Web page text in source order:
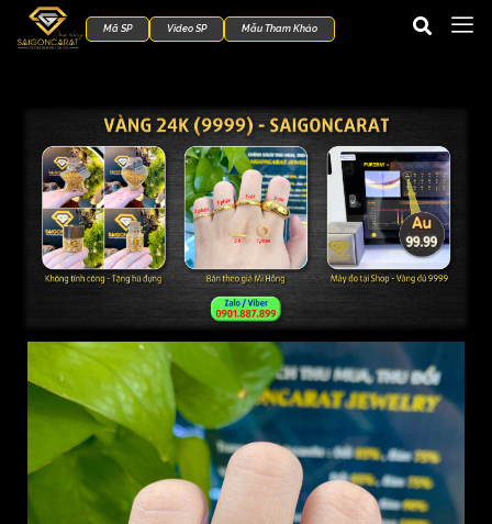
Mã SP Video SP Mẫu Tham Khảo